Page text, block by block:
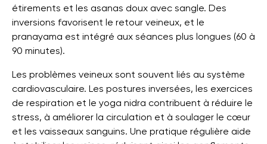
étirements et les asanas doux avec sangle. Des
inversions favorisent le retour veineux, et le
pranayama est intégré aux séances plus longues (60 à
90 minutes).
Les problèmes veineux sont souvent liés au système
cardiovasculaire. Les postures inversées, les exercices
de respiration et le yoga nidra contribuent à réduire le
stress, à améliorer la circulation et à soulager le cœur
et les vaisseaux sanguins. Une pratique régulière aide